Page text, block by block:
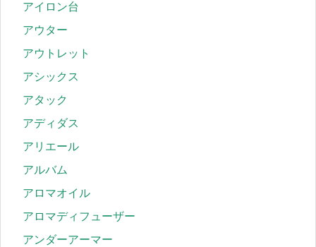
アイロン台
アウター
アウトレット
アシックス
アタック
アディダス
アリエール
アルバム
アロマオイル
アロマディフューザー
アンダーアーマー